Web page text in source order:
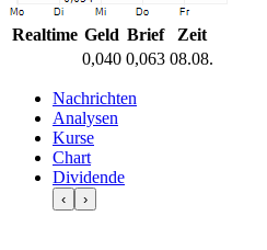
Realtime Geld Brief
Zeit
0,040 0,063 08.08.
Nachrichten
Analysen
Kurse
Chart
Dividende
‹ ›